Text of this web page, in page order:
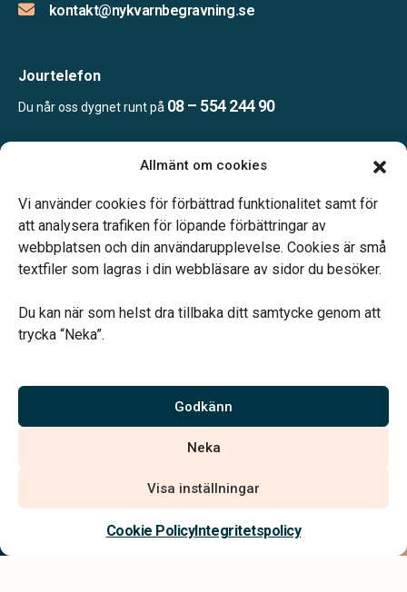
Allmänt om cookies
Vi använder cookies för förbättrad funktionalitet samt för
att analysera trafiken för löpande förbättringar av
webbplatsen och din användarupplevelse. Cookies är små
textfiler som lagras i din webbläsare av sidor du besöker.
Du kan när som helst dra tillbaka ditt samtycke genom att
trycka “Neka”.
Godkänn
Neka
Visa inställningar
Cookie PolicyIntegritetspolicy
Kontakta oss
kontakt@nykvarnbegravning.se
Jourtelefon
Du når oss dygnet runt på 08 – 554 244 90
Mån & Ons: 13.30 – 16.30
Annan tid efter överenskommelse
Vi är auktoriserade av Sveriges Begravningsbyråers Förbund och
har högt ställda krav på utbildning, kvalitet, miljö och arbetsmiljö.